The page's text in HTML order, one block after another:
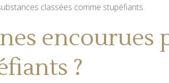
classées comme stupéfiants.
encourues
?